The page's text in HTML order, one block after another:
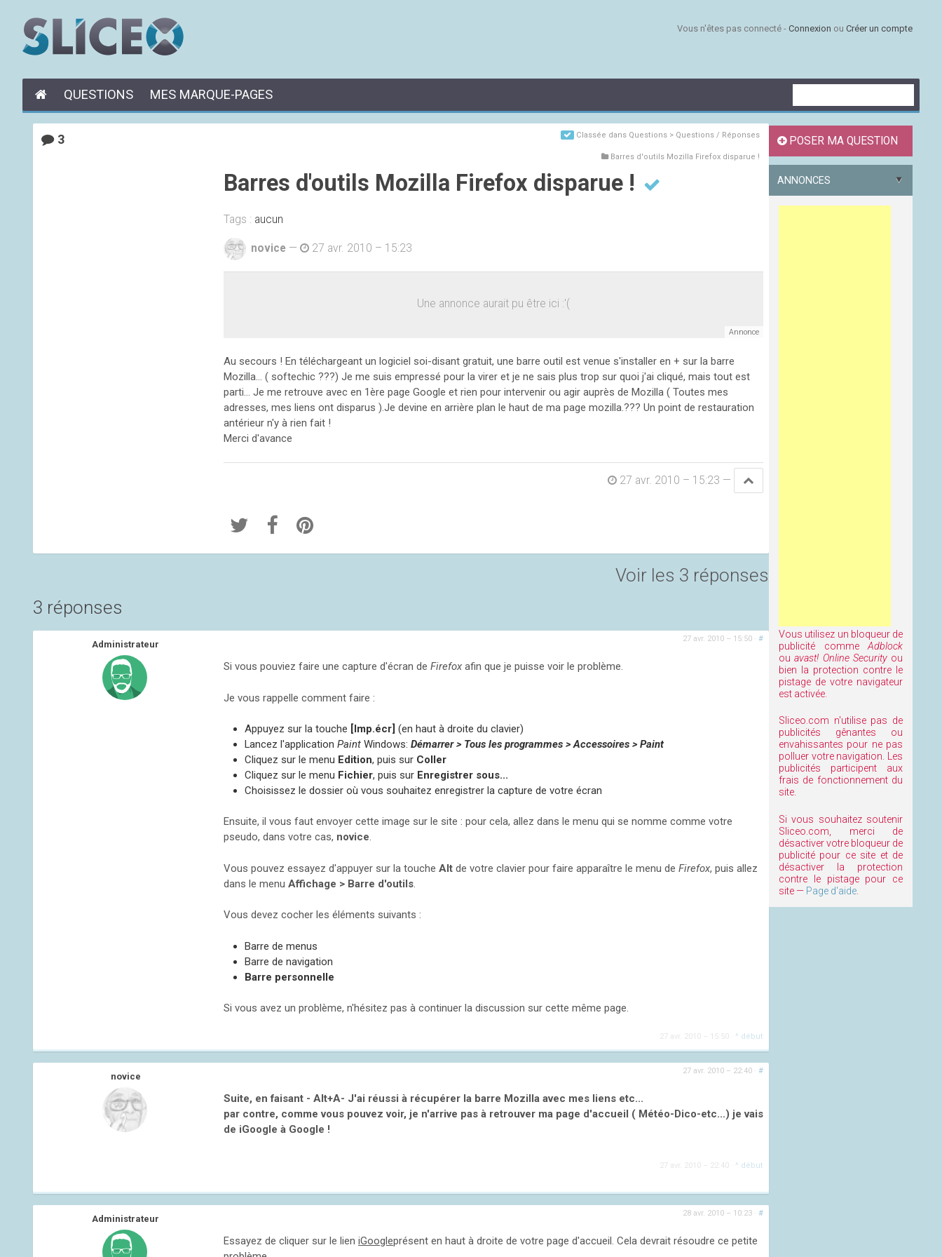
Vous n'êtes pas connecté - Connexion ou Créer un compte
QUESTIONS MES MARQUE-PAGES
Classée dans Questions > Questions / Réponses
Barres d'outils Mozilla Firefox disparue !
Barres d'outils Mozilla Firefox disparue !
Tags : aucun
novice — 27 avr. 2010 – 15:23
Une annonce aurait pu être ici :'(
Au secours ! En téléchargeant un logiciel soi-disant gratuit, une barre outil est venue s'installer en + sur la barre
Mozilla... ( softechic ???) Je me suis empressé pour la virer et je ne sais plus trop sur quoi j'ai cliqué, mais tout est
parti... Je me retrouve avec en 1ère page Google et rien pour intervenir ou agir auprès de Mozilla ( Toutes mes
adresses, mes liens ont disparus ).Je devine en arrière plan le haut de ma page mozilla.??? Un point de restauration
antérieur n'y à rien fait !
Merci d'avance
27 avr. 2010 – 15:23 —
3
Voir les 3 réponses
3 réponses
27 avr. 2010 – 15:50 · #
Si vous pouviez faire une capture d'écran de Firefox afin que je puisse voir le problème.
Je vous rappelle comment faire :
Appuyez sur la touche [Imp.écr] (en haut à droite du clavier)
Lancez l'application Paint Windows: Démarrer > Tous les programmes > Accessoires > Paint
Cliquez sur le menu Edition, puis sur Coller
Cliquez sur le menu Fichier, puis sur Enregistrer sous...
Choisissez le dossier où vous souhaitez enregistrer la capture de votre écran
Ensuite, il vous faut envoyer cette image sur le site : pour cela, allez dans le menu qui se nomme comme votre
pseudo, dans votre cas, novice.
Vous pouvez essayez d'appuyer sur la touche Alt de votre clavier pour faire apparaître le menu de Firefox, puis allez
dans le menu Affichage > Barre d'outils.
Vous devez cocher les éléments suivants :
Barre de menus
Barre de navigation
Barre personnelle
Si vous avez un problème, n'hésitez pas à continuer la discussion sur cette même page.
27 avr. 2010 – 15:50 ^ début
Administrateur
27 avr. 2010 – 22:40 · #
Suite, en faisant - Alt+A- J'ai réussi à récupérer la barre Mozilla avec mes liens etc...
par contre, comme vous pouvez voir, je n'arrive pas à retrouver ma page d'accueil ( Météo-Dico-etc...) je vais
de iGoogle à Google !
27 avr. 2010 – 22:40 ^ début
novice
28 avr. 2010 – 10:23 · #
Essayez de cliquer sur le lien iGoogleprésent en haut à droite de votre page d'accueil. Cela devrait résoudre ce petite
Administrateur
POSER MA QUESTION
ANNONCES
Vous utilisez un bloqueur de
publicité comme Adblock
ouavast! Online Securityou
bien la protection contre le
pistage de votre navigateur
est activée.
Sliceo.com n'utilise pas de
publicités gênantes ou
envahissantes pour ne pas
polluer votre navigation. Les
publicités participent aux
frais de fonctionnement du
site.
Si vous souhaitez soutenir
Sliceo.com, merci de
désactiver votre bloqueur de
publicité pour ce site et de
désactiver la protection
contre le pistage pour ce
site — Page d'aide